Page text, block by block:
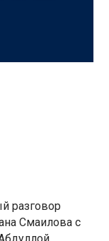
разговор
Смаилова с